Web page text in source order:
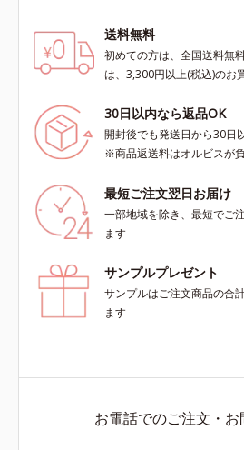
送料無料
初めての方は、全国送料無
は、3,300円以上(税込)のお
30日以内なら返品OK
開封後でも発送日から30日
※商品返送料はオルビスが
最短ご注文翌日お届け
一部地域を除き、最短でご
ます
サンプルプレゼント
サンプルはご注文商品の合
ます
お電話でのご注文・